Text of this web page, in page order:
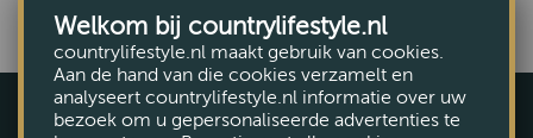
Teak
Chicago
Sumatra
Welkom bij countrylifestyle.nl
countrylifestyle.nl maakt gebruik van cookies.
Aan de hand van die cookies verzamelt en
analyseert countrylifestyle.nl informatie over uw
bezoek om u gepersonaliseerde advertenties te